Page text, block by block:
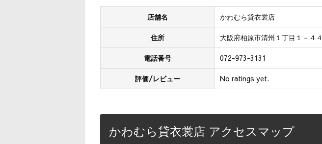
店舗名 かわむら貸衣裳店
住所 大阪府柏原市清州１丁目１－４４
電話番号 072-973-3131
評価/レビュー No ratings yet.
かわむら貸衣裳店 アクセスマップ